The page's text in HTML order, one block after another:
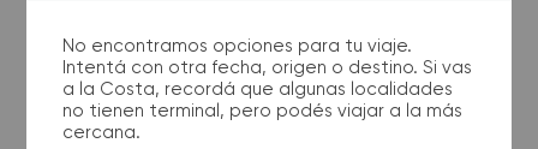
No encontramos opciones para tu viaje.
Intentá con otra fecha, origen o destino. Si vas
a la Costa, recordá que algunas localidades
no tienen terminal, pero podés viajar a la más
cercana.
¿Dónde quedan las
terminales de micro de Torres
a Santa Fe?